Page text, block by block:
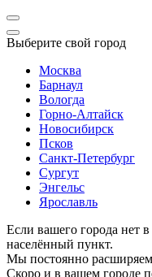
Выберите свой город
Москва
Барнаул
Вологда
Горно-Алтайск
Новосибирск
Псков
Санкт-Петербург
Сургут
Энгельс
Ярославль
Если вашего города нет
населённый пункт.
Мы постоянно
Скоро и в вашем городе